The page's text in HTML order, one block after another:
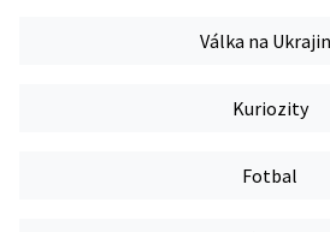
Válka na
Kuriozity
Fotbal